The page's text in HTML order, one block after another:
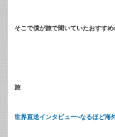
そこで僕が旅で聞いていたおすす
旅
世界直送インタビュー~なるほど海